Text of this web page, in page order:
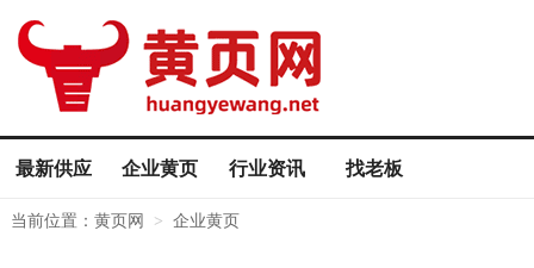
最新供应 企业黄页 行业资讯 找老板
当前位置： 黄页网 > 企业黄页